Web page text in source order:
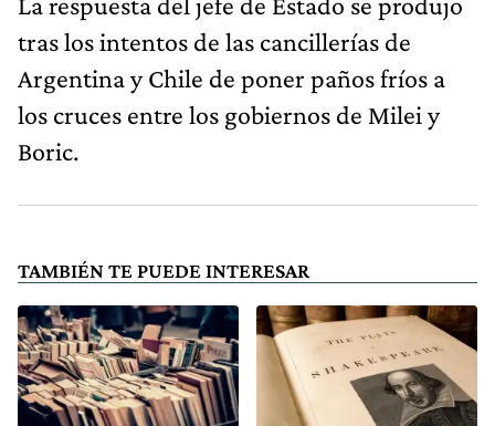
tras los intentos de las cancillerías de
Argentina y Chile de poner paños fríos a
los cruces entre los gobiernos de Milei y
Boric.
TAMBIÉN TE PUEDE INTERESAR